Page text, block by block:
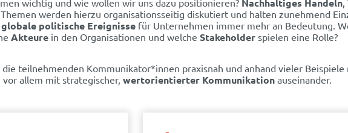
wichtig und wie wollen wir uns dazu positionieren? Nachhaltiges Handeln,
werden hierzu organisationsseitig diskutiert und halten zunehmend
politische Ereignisse für Unternehmen immer mehr an Bedeutung.
Akteure in den Organisationen und welche Stakeholder spielen eine Rolle?
die teilnehmenden Kommunikator*innen praxisnah und anhand vieler
vor allem mit strategischer, wertorientierter Kommunikation auseinander.